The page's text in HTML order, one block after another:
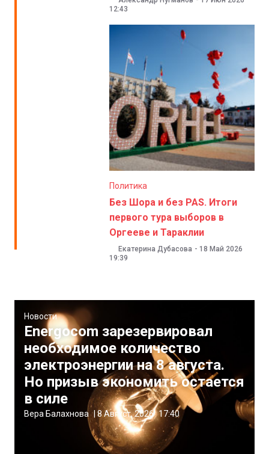
12:43
Политика
Без Шора и без PAS. Итоги
первого тура выборов в
Оргееве и Тараклии
Екатерина Дубасова - 18 Май 2026
19:39
Новости
Energocom зарезервировал
необходимое количество
электроэнергии на 8 августа.
Но призыв экономить остается
в силе
Вера Балахнова 8 Август, 2026 17:40